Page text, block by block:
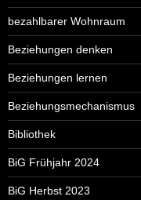
bezahlbarer Wohnraum
Beziehungen denken
Beziehungen lernen
Beziehungsmechanismus
Bibliothek
BiG Frühjahr 2024
BiG Herbst 2023